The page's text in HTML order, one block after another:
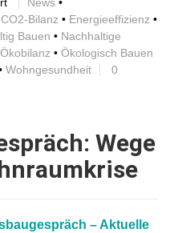
News •
CO2-Bilanz • Energieeffizienz •
Bauen • Nachhaltige
Ökobilanz • Ökologisch Bauen
Wohngesundheit
0
Wege
– Aktuelle